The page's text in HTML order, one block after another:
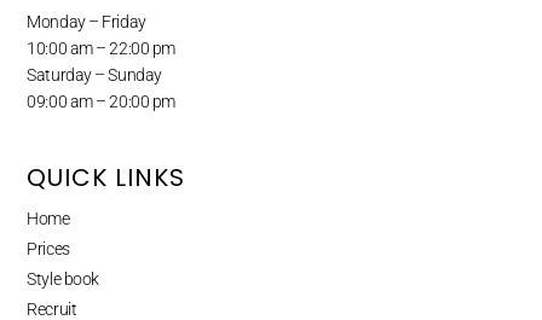
Monday – Friday
10:00 am – 22:00 pm
Saturday – Sunday
09:00 am – 20:00 pm
QUICK LINKS
Home
Prices
Style book
Recruit